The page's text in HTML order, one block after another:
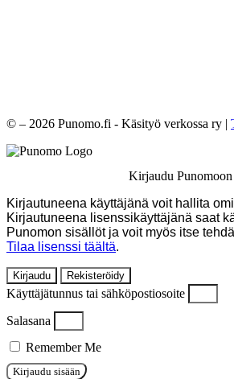
© – 2026 Punomo.fi - Käsityö verkossa ry |
Kirjaudu Punomoon
Kirjautuneena käyttäjänä voit hallita
Kirjautuneena lisenssikäyttäjänä saat
Punomon sisällöt ja voit myös itse
Tilaa lisenssi täältä.
Kirjaudu Rekisteröidy
Käyttäjätunnus tai sähköpostiosoite
Salasana
Remember Me
Kirjaudu sisään